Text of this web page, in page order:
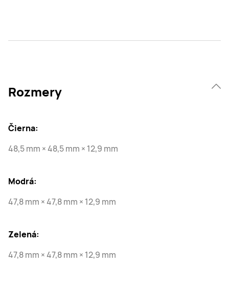
Rozmery
Čierna:
48,5 mm × 48,5 mm × 12,9 mm
Modrá:
47,8 mm × 47,8 mm × 12,9 mm
Zelená:
47,8 mm × 47,8 mm × 12,9 mm